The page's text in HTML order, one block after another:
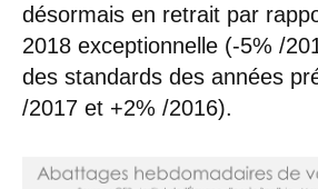
désormais en retrait par
2018 exceptionnelle (-5% /
des standards des années
/2017 et +2% /2016).